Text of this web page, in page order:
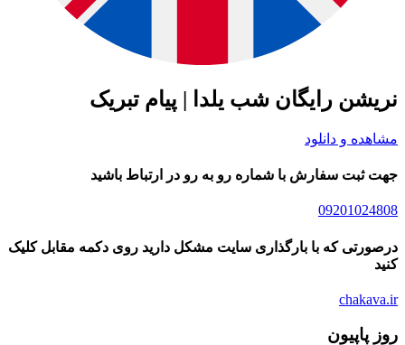
رایگان شب یلدا | پیام تبریک
و دانلود
ثبت سفارش با شماره رو به رو در ارتباط باشید
که با بارگذاری سایت مشکل دارید روی دکمه مقابل کلیک
پاپیون